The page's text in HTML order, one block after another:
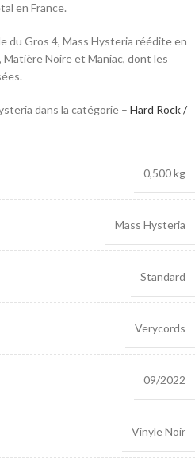
en France.
du Gros 4, Mass Hysteria réédite en
Matière Noire et Maniac, dont les
dans la catégorie – Hard Rock /
0,500 kg
Mass Hysteria
Standard
Verycords
09/2022
Vinyle Noir